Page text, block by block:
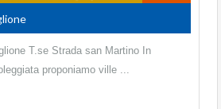
T.se Strada san Martino In
proponiamo ville ...